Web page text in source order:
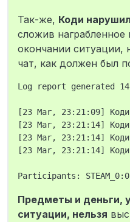
Так-же, Коди
сложив
окончании ситуации,
чат, как должен был
Log report generated
[23 Mar, 23:21:09]
[23 Mar, 23:21:14] Коди
[23 Mar, 23:21:14]
[23 Mar, 23:21:14]
Предметы и деньги,
ситуации, нельзя